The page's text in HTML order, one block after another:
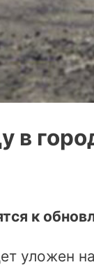
в
к
уложен